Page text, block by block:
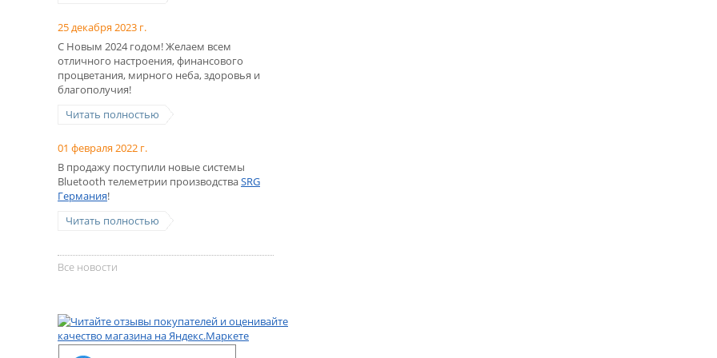
25 декабря 2023 г.
С Новым 2024 годом! Желаем всем
отличного настроения, финансового
процветания, мирного неба, здоровья и
благополучия!
Читать полностью
01 февраля 2022 г.
В продажу поступили новые системы
Bluetooth телеметрии производстваSRG
Германия!
Читать полностью
Все новости